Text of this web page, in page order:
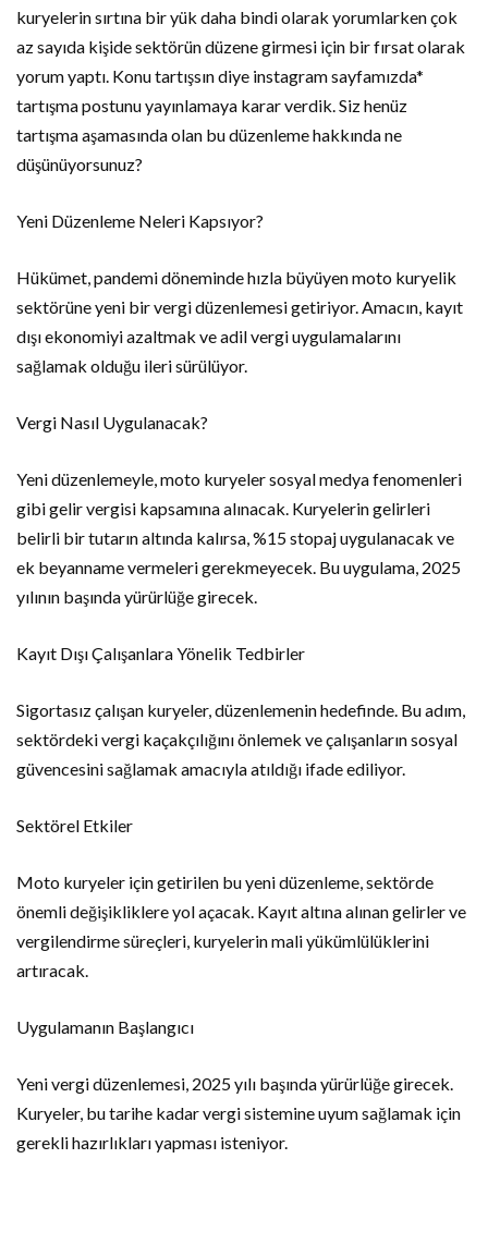
kuryelerin sırtına bir yük daha bindi olarak yorumlarken çok
az sayıda kişide sektörün düzene girmesi için bir fırsat olarak
yorum yaptı. Konu tartışsın diye instagram sayfamızda*
tartışma postunu yayınlamaya karar verdik. Siz henüz
tartışma aşamasında olan bu düzenleme hakkında ne
düşünüyorsunuz?
Yeni Düzenleme Neleri Kapsıyor?
Hükümet, pandemi döneminde hızla büyüyen moto kuryelik
sektörüne yeni bir vergi düzenlemesi getiriyor. Amacın, kayıt
dışı ekonomiyi azaltmak ve adil vergi uygulamalarını
sağlamak olduğu ileri sürülüyor.
Vergi Nasıl Uygulanacak?
Yeni düzenlemeyle, moto kuryeler sosyal medya fenomenleri
gibi gelir vergisi kapsamına alınacak. Kuryelerin gelirleri
belirli bir tutarın altında kalırsa, %15 stopaj uygulanacak ve
ek beyanname vermeleri gerekmeyecek. Bu uygulama, 2025
yılının başında yürürlüğe girecek.
Kayıt Dışı Çalışanlara Yönelik Tedbirler
Sigortasız çalışan kuryeler, düzenlemenin hedefinde. Bu adım,
sektördeki vergi kaçakçılığını önlemek ve çalışanların sosyal
güvencesini sağlamak amacıyla atıldığı ifade ediliyor.
Sektörel Etkiler
Moto kuryeler için getirilen bu yeni düzenleme, sektörde
önemli değişikliklere yol açacak. Kayıt altına alınan gelirler ve
vergilendirme süreçleri, kuryelerin mali yükümlülüklerini
artıracak.
Uygulamanın Başlangıcı
Yeni vergi düzenlemesi, 2025 yılı başında yürürlüğe girecek.
Kuryeler, bu tarihe kadar vergi sistemine uyum sağlamak için
gerekli hazırlıkları yapması isteniyor.